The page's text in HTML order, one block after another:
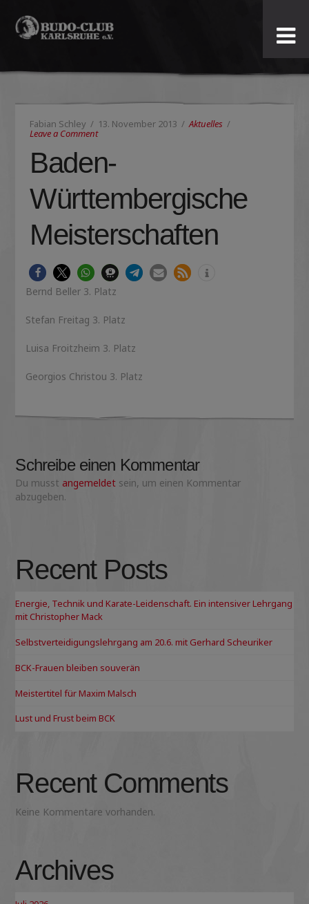
Budo-
Club
Karlsruhe
e.V.
Fabian Schley 13. November 2013 Aktuelles
Leave a Comment
Baden-
Württembergische
Meisterschaften
Bernd Beller 3. Platz
Stefan Freitag 3. Platz
Luisa Froitzheim 3. Platz
Georgios Christou 3. Platz
Schreibe einen Kommentar
Du musst angemeldet sein, um einen Kommentar
abzugeben.
Recent Posts
Energie, Technik und Karate-Leidenschaft. Ein intensiver Lehrgang
mit Christopher Mack
Selbstverteidigungslehrgang am 20.6. mit Gerhard Scheuriker
BCK-Frauen bleiben souverän
Meistertitel für Maxim Malsch
Lust und Frust beim BCK
Recent Comments
Keine Kommentare vorhanden.
Archives